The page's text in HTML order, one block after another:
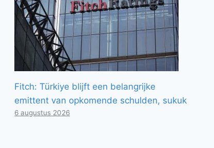
Fitch: Türkiye blijft een belangrijke
emittent van opkomende schulden, sukuk
6 augustus 2026